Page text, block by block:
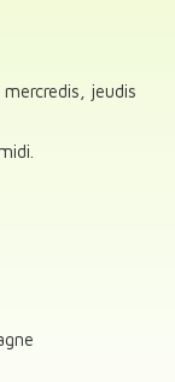
jeudis